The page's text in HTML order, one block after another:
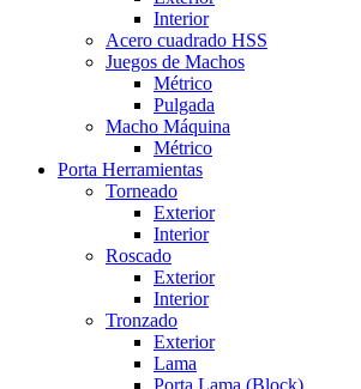
Interior
Acero cuadrado HSS
Juegos de Machos
Métrico
Pulgada
Macho Máquina
Métrico
Porta Herramientas
Torneado
Exterior
Interior
Roscado
Exterior
Interior
Tronzado
Exterior
Lama
Porta Lama (Block)